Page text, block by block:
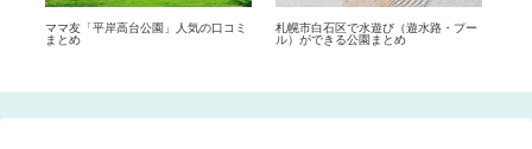
ママ友「平岸高台公園」人気の口コミ
まとめ
札幌市白石区で水遊び（遊水路・プー
ル）ができる公園まとめ